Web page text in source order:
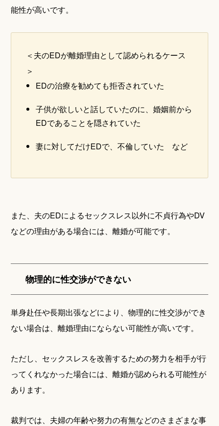
能性が高いです。
＜夫のEDが離婚理由として認められるケース
＞
EDの治療を勧めても拒否されていた
子供が欲しいと話していたのに、婚姻前から
EDであることを隠されていた
妻に対してだけEDで、不倫していた など
また、夫のEDによるセックスレス以外に不貞行為やDV
などの理由がある場合には、離婚が可能です。
物理的に性交渉ができない
単身赴任や長期出張などにより、物理的に性交渉ができ
ない場合は、離婚理由にならない可能性が高いです。
ただし、セックスレスを改善するための努力を相手が行
ってくれなかった場合には、離婚が認められる可能性が
あります。
裁判では、夫婦の年齢や努力の有無などのさまざまな事